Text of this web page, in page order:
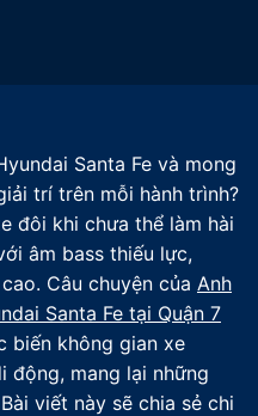
Santa Fe và mong
trí trên mỗi hành trình?
đôi khi chưa thể làm hài
âm bass thiếu lực,
Câu chuyện của Anh
Santa Fe tại Quận 7
biến không gian xe
động, mang lại những
viết này sẽ chia sẻ chi